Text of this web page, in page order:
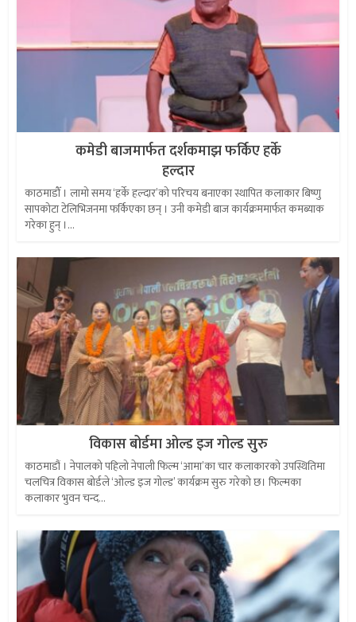
कमेडी बाजमार्फत दर्शकमाझ फर्किए हर्के
हल्दार
काठमाडौँ । लामो समय ‘हर्के हल्दार’को परिचय बनाएका स्थापित कलाकार बिष्णु
सापकोटा टेलिभिजनमा फर्किएका छन् । उनी कमेडी बाज कार्यक्रममार्फत कमब्याक
गरेका हुन् ।...
विकास बोर्डमा ओल्ड इज गोल्ड सुरु
काठमाडौं । नेपालको पहिलो नेपाली फिल्म ‘आमा’का चार कलाकारको उपस्थितिमा
चलचित्र विकास बोर्डले ‘ओल्ड इज गोल्ड’ कार्यक्रम सुरु गरेको छ। फिल्मका
कलाकार भुवन चन्द...